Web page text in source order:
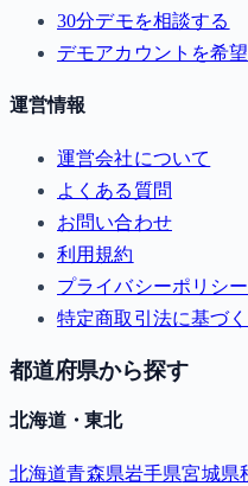
30分デモを相談する
デモアカウントを希
運営情報
運営会社について
よくある質問
お問い合わせ
利用規約
プライバシーポリシー
特定商取引法に基づ
都道府県から探す
北海道・東北
北海道青森県岩手県宮城県